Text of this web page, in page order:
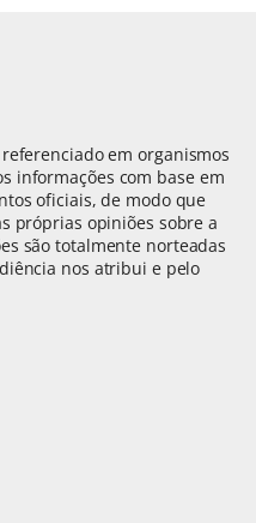
em organismos
informações com base em
oficiais, de modo que
próprias opiniões sobre a
são totalmente norteadas
nos atribui e pelo